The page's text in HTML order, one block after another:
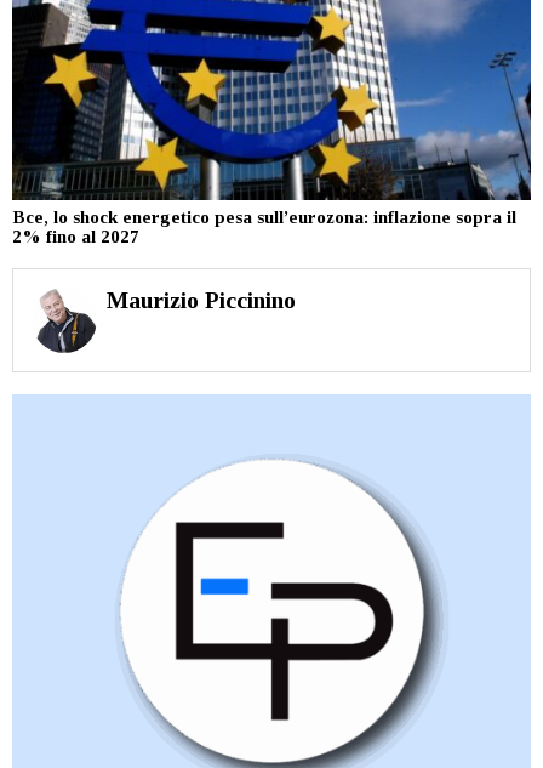
Bce, lo shock energetico pesa sull’eurozona: inflazione sopra il
2% fino al 2027
Maurizio Piccinino